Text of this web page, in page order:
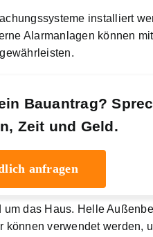
installiert
Alarmanlagen können
Bauantrag?
Zeit und Geld.
anfragen
das Haus. Helle
verwendet werden,